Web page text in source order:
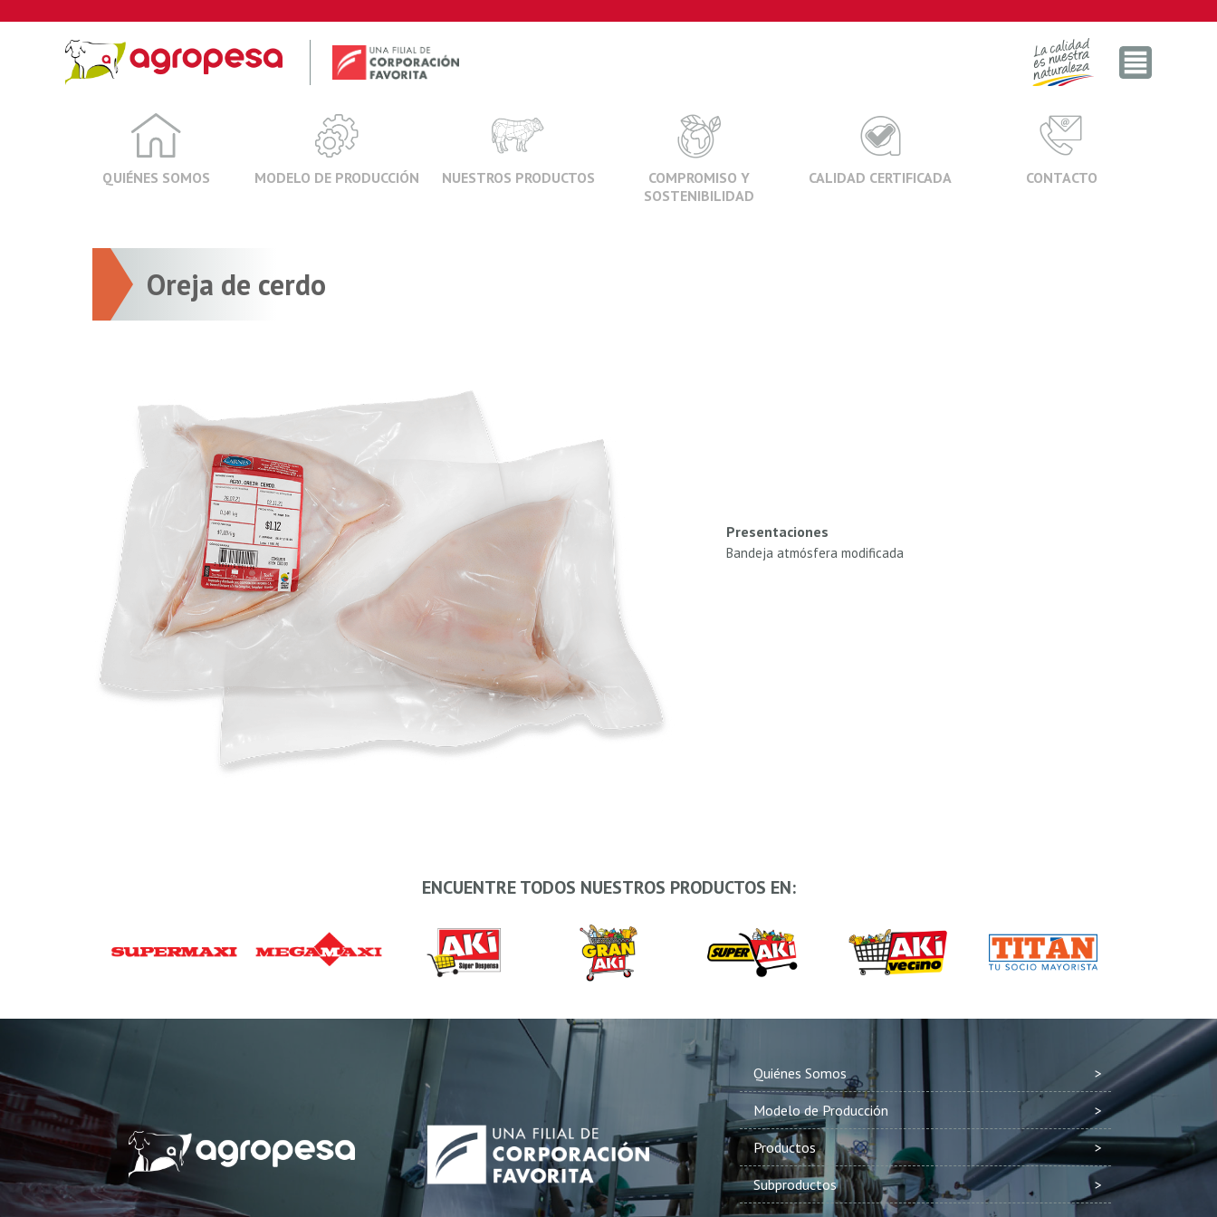
to
QUIÉNES SOMOS MODELO DE PRODUCCIÓN NUESTROS PRODUCTOS
COMPROMISO Y
SOSTENIBILIDAD
CALIDAD CERTIFICADA CONTACTO
Oreja de cerdo
Presentaciones
Bandeja atmósfera modificada
ENCUENTRE TODOS NUESTROS PRODUCTOS EN:
Quiénes Somos
Modelo de Producción
Productos
Subproductos